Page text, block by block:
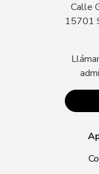
Calle
15701